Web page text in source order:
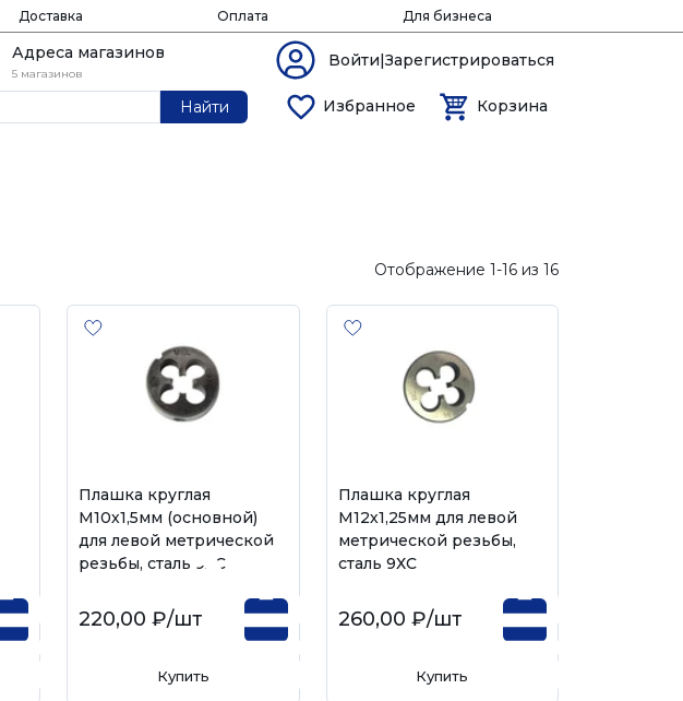
Доставка Оплата Для бизнеса
Адреса магазинов
5 магазинов
Войти|Зарегистрироваться
Найти Избранное Корзина
Отображение 1-16 из 16
Плашка круглая
М10х1,5мм (основной)
для левой метрической
резьбы, сталь 9ХС
220,00 ₽/шт
Купить
Плашка круглая
М12х1,25мм для левой
метрической резьбы,
сталь 9ХС
260,00 ₽/шт
Купить